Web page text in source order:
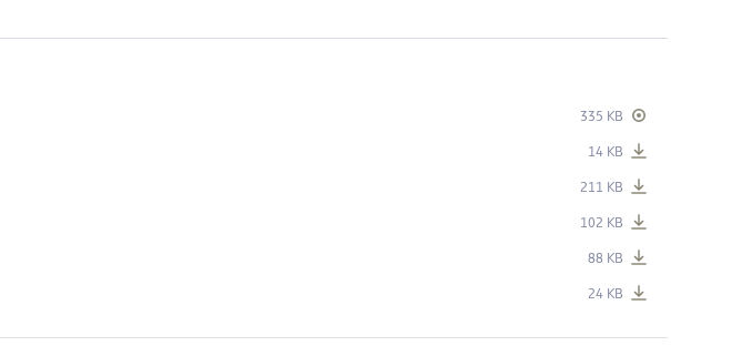
335 KB
14 KB
211 KB
102 KB
88 KB
24 KB